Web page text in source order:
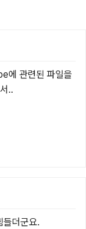
에 관련된 파일을
..
더군요.